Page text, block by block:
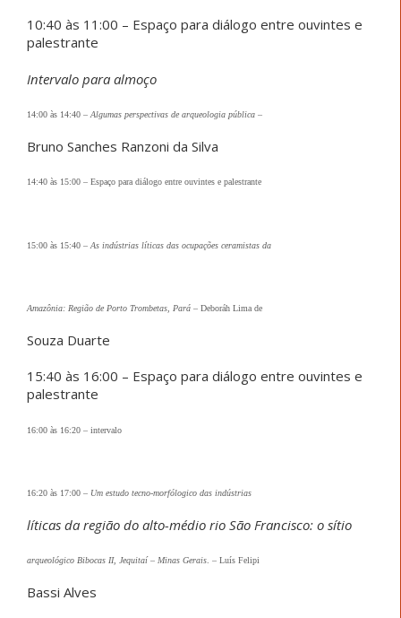
10:40 às 11:00 – Espaço para diálogo entre ouvintes e
palestrante
Intervalo para almoço
14:00 às 14:40 – Algumas perspectivas de arqueologia pública –
Bruno Sanches Ranzoni da Silva
14:40 às 15:00 – Espaço para diálogo entre ouvintes e palestrante
15:00 às 15:40 – As indústrias líticas das ocupações ceramistas da
Amazônia: Região de Porto Trombetas, Pará – Deboráh Lima de
Souza Duarte
15:40 às 16:00 – Espaço para diálogo entre ouvintes e
palestrante
16:00 às 16:20 – intervalo
16:20 às 17:00 – Um estudo tecno-morfólogico das indústrias
líticas da região do alto-médio rio São Francisco: o sítio
arqueológico Bibocas II, Jequitaí – Minas Gerais. – Luís Felipi
Bassi Alves